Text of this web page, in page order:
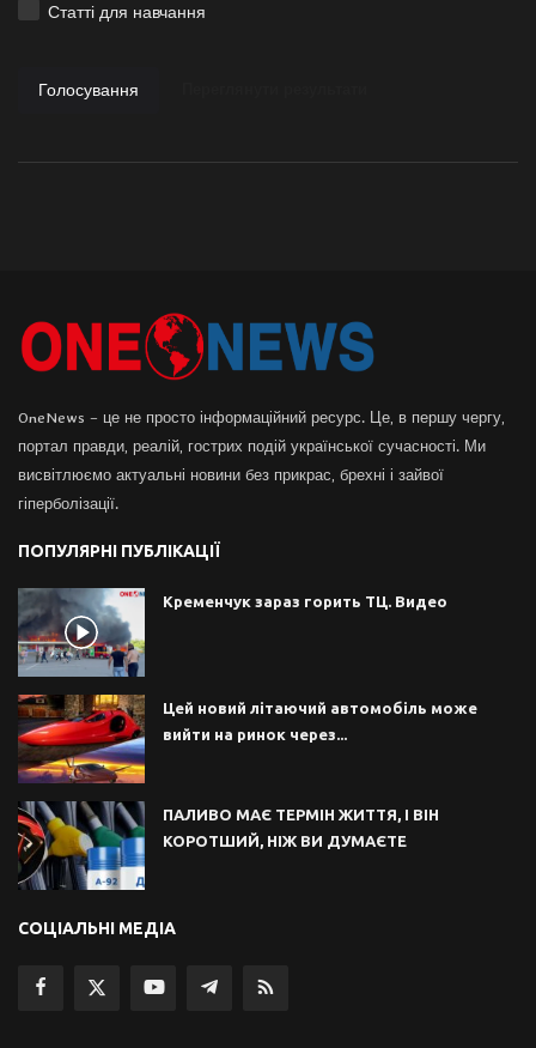
Статті для навчання
Голосування
OneNews – це не просто інформаційний ресурс. Це, в першу чергу,
портал правди, реалій, гострих подій української сучасності. Ми
висвітлюємо актуальні новини без прикрас, брехні і зайвої
гіперболізації.
ПОПУЛЯРНІ ПУБЛІКАЦІЇ
Кременчук зараз горить ТЦ. Видео
Цей новий літаючий автомобіль може
вийти на ринок через...
ПАЛИВО МАЄ ТЕРМІН ЖИТТЯ, І ВІН
КОРОТШИЙ, НІЖ ВИ ДУМАЄТЕ
СОЦІАЛЬНІ МЕДІА